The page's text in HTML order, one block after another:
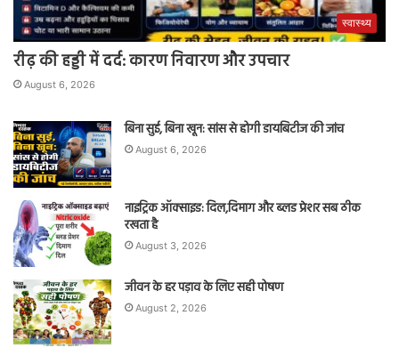
स्वास्थ्य
रीढ़ की हड्डी में दर्द: कारण निवारण और उपचार
August 6, 2026
बिना सुई, बिना खून: सांस से होगी डायबिटीज की जांच
August 6, 2026
नाइट्रिक ऑक्साइड: दिल,दिमाग और ब्लड प्रेशर सब ठीक
रखता है
August 3, 2026
जीवन के हर पड़ाव के लिए सही पोषण
August 2, 2026